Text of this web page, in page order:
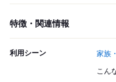
特徴・関連情報
利用シーン 家族
こん